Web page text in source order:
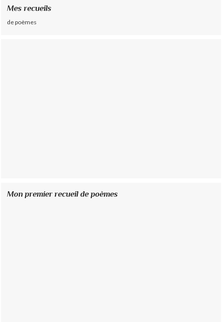
Mes recueils
de poèmes
Mon premier recueil de poèmes